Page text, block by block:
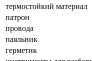
термостойкий материал
патрон
провода
паяльник
герметик